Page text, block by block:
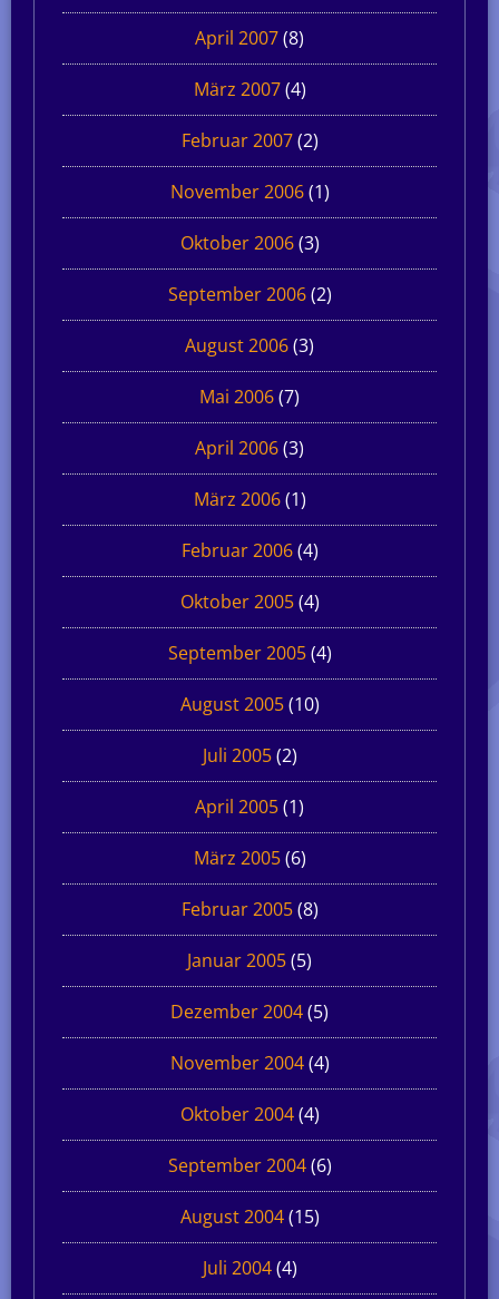
April 2007(8)
März 2007(4)
Februar 2007(2)
November 2006(1)
Oktober 2006(3)
September 2006(2)
August 2006(3)
Mai 2006(7)
April 2006(3)
März 2006(1)
Februar 2006(4)
Oktober 2005(4)
September 2005(4)
August 2005(10)
Juli 2005(2)
April 2005(1)
März 2005(6)
Februar 2005(8)
Januar 2005(5)
Dezember 2004(5)
November 2004(4)
Oktober 2004(4)
September 2004(6)
August 2004(15)
Juli 2004(4)